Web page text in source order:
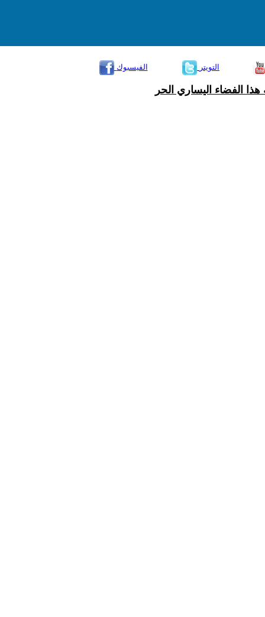
الفيسبوك التويتر
الفضاء اليساري الحر